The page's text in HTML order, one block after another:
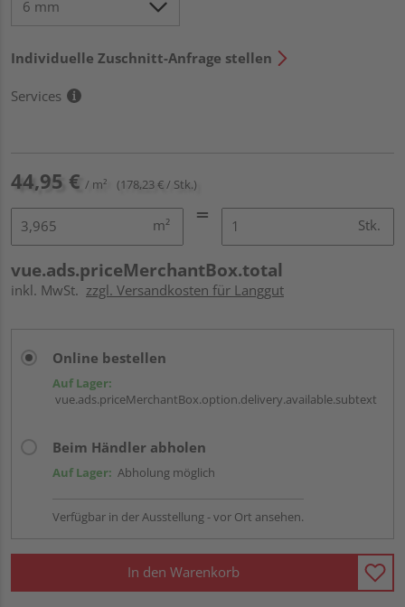
Individuelle Zuschnitt-Anfrage stellen
Services
44,95 € / m² (178,23 € / Stk.)
m² Stk.
vue.ads.priceMerchantBox.total
inkl. MwSt. zzgl. Versandkosten für Langgut
Online bestellen
Auf Lager:
vue.ads.priceMerchantBox.option.delivery.available.subtext
Beim Händler abholen
Auf Lager: Abholung möglich
Verfügbar in der Ausstellung - vor Ort ansehen.
In den Warenkorb